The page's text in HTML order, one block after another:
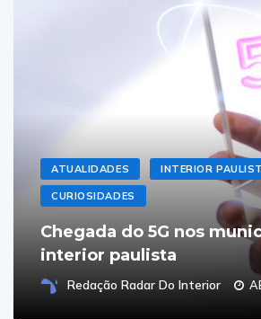
ATUALIDADES INTERIOR
CURIOSIDADES
Chegada do 5G nos
interior paulista
Redação Radar Do Interior